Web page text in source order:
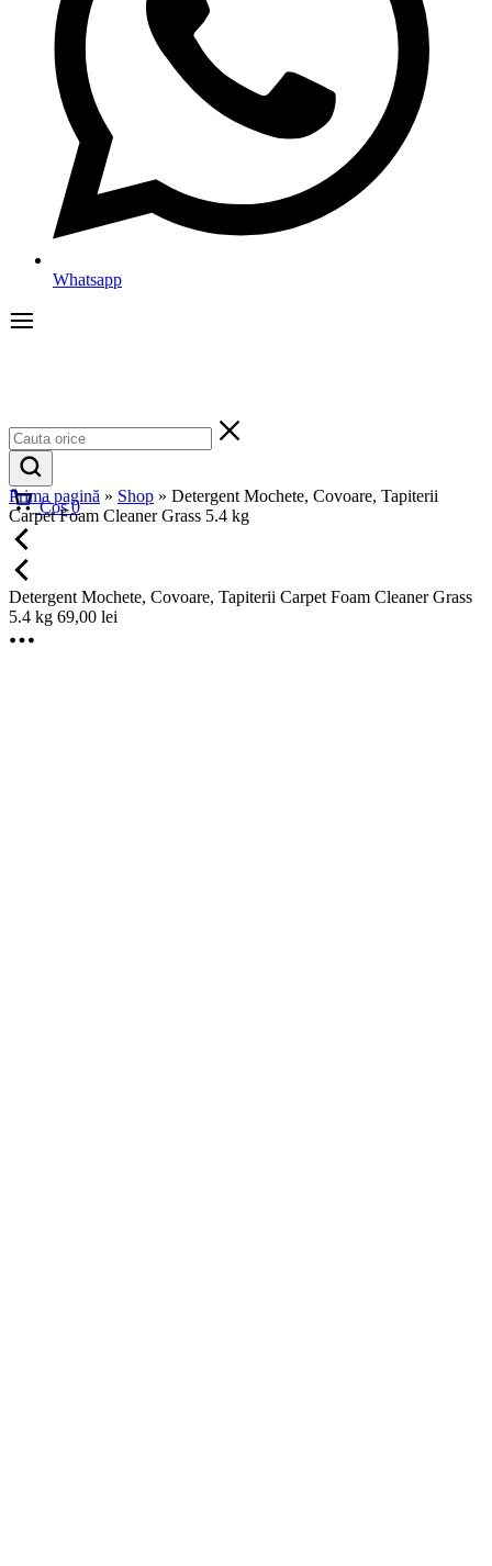
Whatsapp
Cos 0
Prima pagină » Shop » Detergent Mochete, Covoare, Tapiterii
Carpet Foam Cleaner Grass 5.4 kg
Detergent Mochete, Covoare, Tapiterii Carpet Foam Cleaner Grass
5.4 kg 69,00 lei